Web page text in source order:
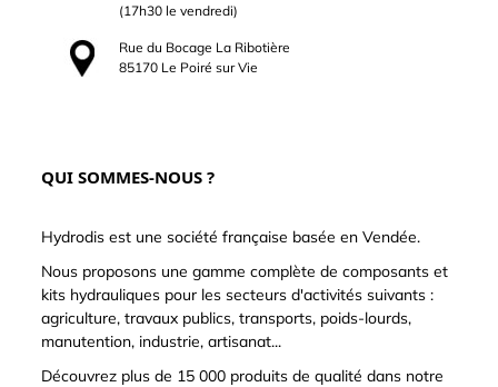
(17h30 le vendredi)
Rue du Bocage La Ribotière
85170 Le Poiré sur Vie
QUI SOMMES-NOUS ?
Hydrodis est une société française basée en Vendée.
Nous proposons une gamme complète de composants et
kits hydrauliques pour les secteurs d'activités suivants :
agriculture, travaux publics, transports, poids-lourds,
manutention, industrie, artisanat...
Découvrez plus de 15 000 produits de qualité dans notre